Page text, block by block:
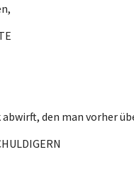
abwirft, den man vorher